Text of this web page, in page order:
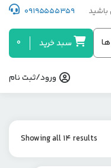
باشید 09195555359
سبد خرید 0
ورود/ثبت نام
Showing all 14 results